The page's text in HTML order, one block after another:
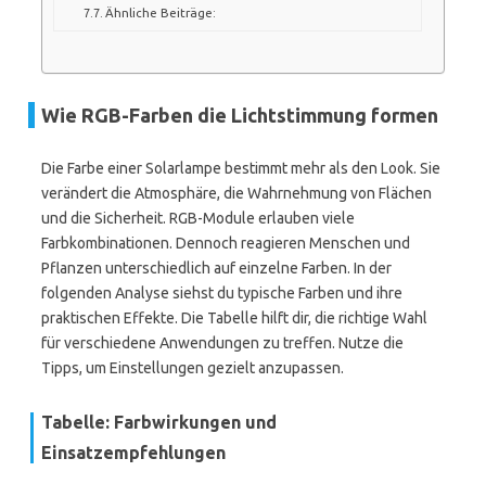
Ähnliche Beiträge:
Wie RGB-Farben die Lichtstimmung formen
Die Farbe einer Solarlampe bestimmt mehr als den Look. Sie
verändert die Atmosphäre, die Wahrnehmung von Flächen
und die Sicherheit. RGB-Module erlauben viele
Farbkombinationen. Dennoch reagieren Menschen und
Pflanzen unterschiedlich auf einzelne Farben. In der
folgenden Analyse siehst du typische Farben und ihre
praktischen Effekte. Die Tabelle hilft dir, die richtige Wahl
für verschiedene Anwendungen zu treffen. Nutze die
Tipps, um Einstellungen gezielt anzupassen.
Tabelle: Farbwirkungen und
Einsatzempfehlungen